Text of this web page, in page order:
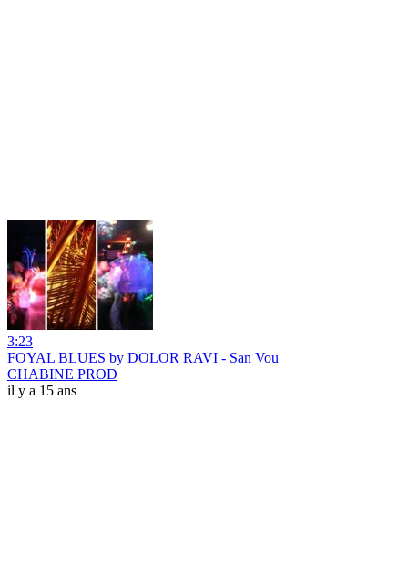
3:23
FOYAL BLUES by DOLOR RAVI - San Vou
CHABINE PROD
il y a 15 ans